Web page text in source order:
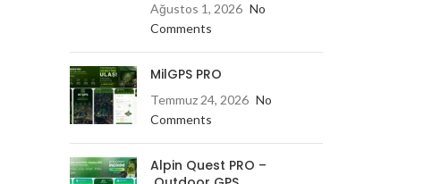
Ağustos 1, 2026 No
Comments
MilGPS PRO
Temmuz 24, 2026 No
Comments
Alpin Quest PRO –